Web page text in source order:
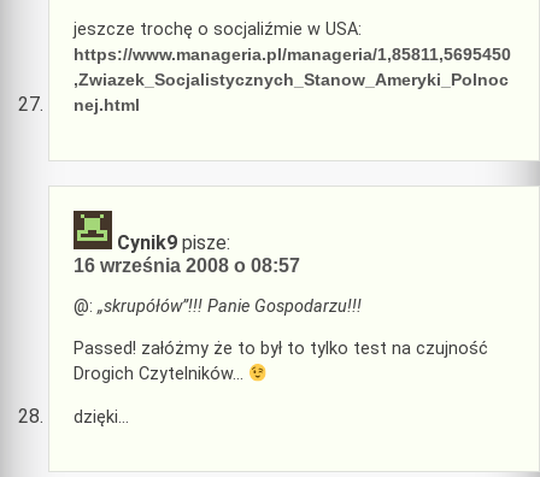
jeszcze trochę o socjaliźmie w USA:
https://www.manageria.pl/manageria/1,85811,5695450
,Zwiazek_Socjalistycznych_Stanow_Ameryki_Polnoc
nej.html
Cynik9 pisze:
16 września 2008 o 08:57
@: „skrupółów”!!! Panie Gospodarzu!!!
Passed! załóżmy że to był to tylko test na czujność
Drogich Czytelników…
dzięki…